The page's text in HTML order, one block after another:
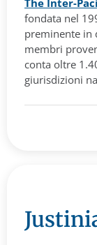
The Inter-
fondata nel
preminente in
membri
conta oltre
giurisdizioni